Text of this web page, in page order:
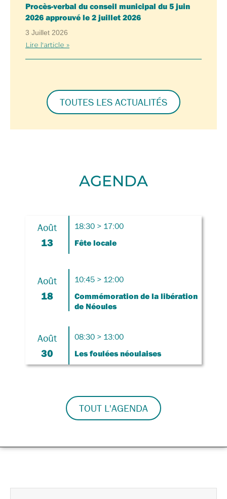
Procès-verbal du conseil municipal du 5 juin
2026 approuvé le 2 juillet 2026
3 Juillet 2026
Lire l'article »
TOUTES LES ACTUALITÉS
AGENDA
Août
13
18:30 > 17:00
Fête locale
Août
18
10:45 > 12:00
Commémoration de la libération
de Néoules
Août
30
08:30 > 13:00
Les foulées néoulaises
TOUT L'AGENDA